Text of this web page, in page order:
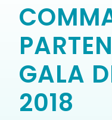
GALA
2018